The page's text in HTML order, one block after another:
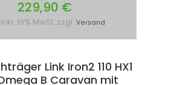
229,90 €
19% MwSt. zzgl. Versand
Link Iron2 110 HX1
B Caravan mit